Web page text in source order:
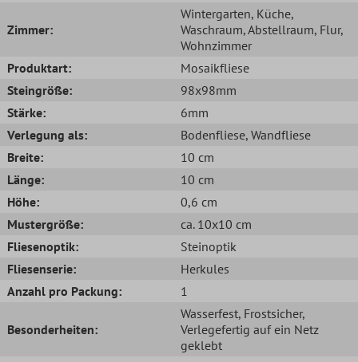
Zimmer:
Wintergarten, Küche,
Waschraum, Abstellraum, Flur,
Wohnzimmer
Produktart:
Mosaikfliese
Steingröße:
98x98mm
Stärke:
6mm
Verlegung als:
Bodenfliese, Wandfliese
Breite:
10 cm
Länge:
10 cm
Höhe:
0,6 cm
Mustergröße:
ca. 10x10 cm
Fliesenoptik:
Steinoptik
Fliesenserie:
Herkules
Anzahl pro Packung:
1
Besonderheiten:
Wasserfest, Frostsicher,
Verlegefertig auf ein Netz
geklebt